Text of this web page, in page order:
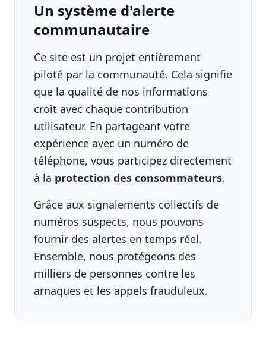
Un système d'alerte
communautaire
Ce site est un projet entièrement
piloté par la communauté. Cela signifie
que la qualité de nos informations
croît avec chaque contribution
utilisateur. En partageant votre
expérience avec un numéro de
téléphone, vous participez directement
à la protection des consommateurs.
Grâce aux signalements collectifs de
numéros suspects, nous pouvons
fournir des alertes en temps réel.
Ensemble, nous protégeons des
milliers de personnes contre les
arnaques et les appels frauduleux.